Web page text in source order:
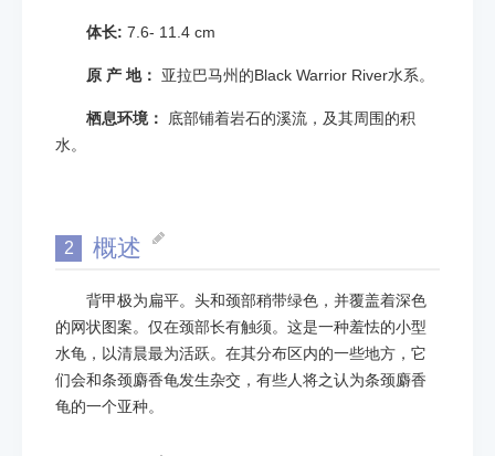
体长: 7.6- 11.4 cm
原 产 地： 亚拉巴马州的Black Warrior River水系。
栖息环境：
底部铺着岩石的溪流，及其周围的积
水。
2 概述
背甲极为扁平。头和颈部稍带绿色，并覆盖着深色
的网状图案。仅在颈部长有触须。这是一种羞怯的小型
水龟，以清晨最为活跃。在其分布区内的一些地方，它
们会和条颈麝香龟发生杂交，有些人将之认为条颈麝香
龟的一个亚种。